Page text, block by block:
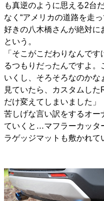
も真逆のように思える2台
なく“アメリカの道路を走
好きの八木橋さんが絶対
という。
「そこがこだわりなんで
るつもりだったんですよ
いくし、そろそろなのか
見ていたら、カスタムし
だけ変えてしまいました」
苦しげな言い訳をするオー
ていくと…マフラーカッタ
ラゲッジマットも敷かれて